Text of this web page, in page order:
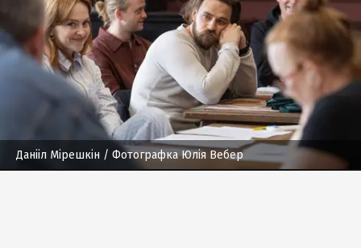
Данііл Мірешкін / Фотографка Юлія Вебер